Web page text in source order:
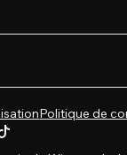
Politique de